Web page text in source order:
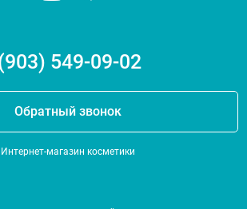
549-09-02
Обратный звонок
Интернет-магазин косметики